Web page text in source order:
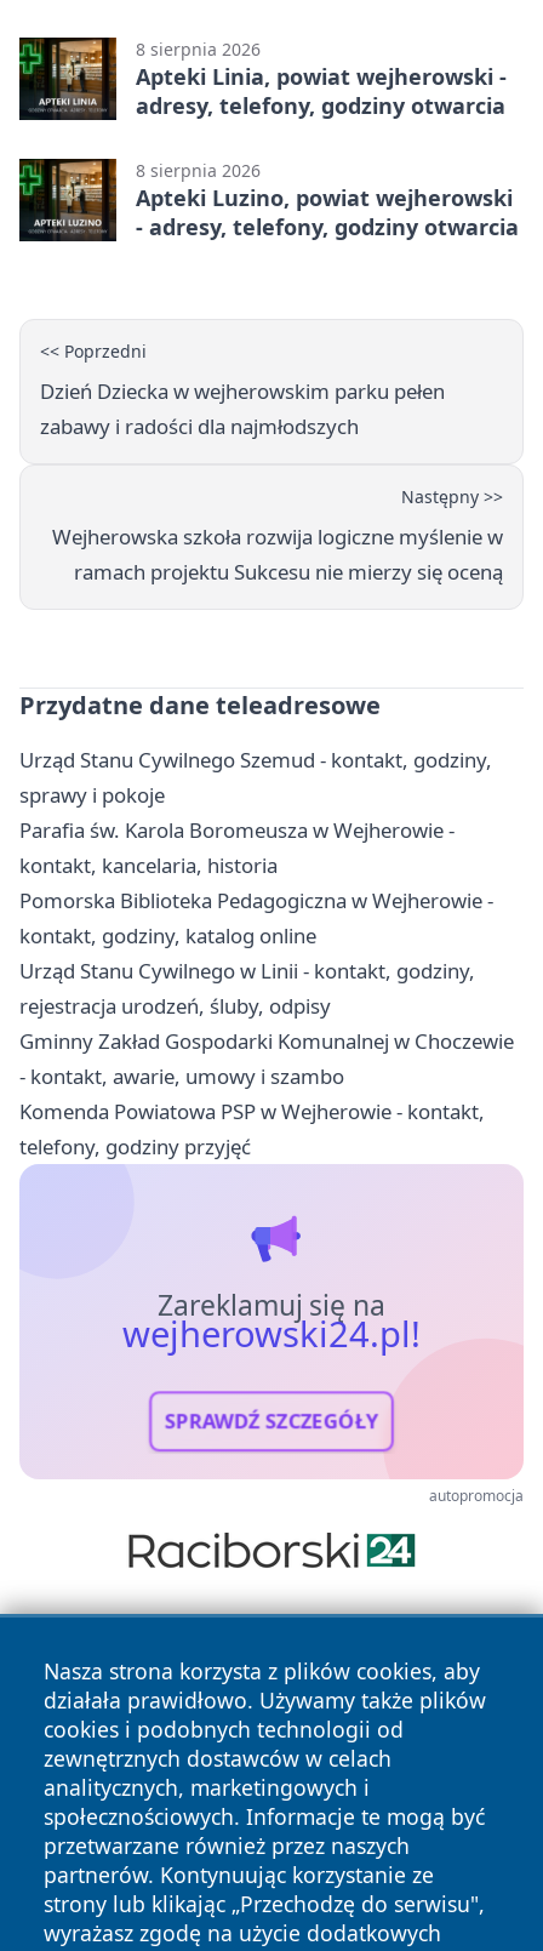
8 sierpnia 2026
Apteki Linia, powiat wejherowski -
adresy, telefony, godziny otwarcia
8 sierpnia 2026
Apteki Luzino, powiat wejherowski
- adresy, telefony, godziny otwarcia
<< Poprzedni
Dzień Dziecka w wejherowskim parku pełen
zabawy i radości dla najmłodszych
Następny >>
Wejherowska szkoła rozwija logiczne myślenie w
ramach projektu Sukcesu nie mierzy się oceną
Przydatne dane teleadresowe
Urząd Stanu Cywilnego Szemud - kontakt, godziny,
sprawy i pokoje
Parafia św. Karola Boromeusza w Wejherowie -
kontakt, kancelaria, historia
Pomorska Biblioteka Pedagogiczna w Wejherowie -
kontakt, godziny, katalog online
Urząd Stanu Cywilnego w Linii - kontakt, godziny,
rejestracja urodzeń, śluby, odpisy
Gminny Zakład Gospodarki Komunalnej w Choczewie
- kontakt, awarie, umowy i szambo
Komenda Powiatowa PSP w Wejherowie - kontakt,
telefony, godziny przyjęć
Zareklamuj się na
wejherowski24.pl!
SPRAWDŹ SZCZEGÓŁY
autopromocja
Nasza strona korzysta z plików cookies, aby
działała prawidłowo. Używamy także plików
cookies i podobnych technologii od
zewnętrznych dostawców w celach
analitycznych, marketingowych i
społecznościowych. Informacje te mogą być
przetwarzane również przez naszych
partnerów. Kontynuując korzystanie ze
strony lub klikając „Przechodzę do serwisu",
wyrażasz zgodę na użycie dodatkowych
Copyright © 2026 wejherowski24.pl Wszystkie prawa
zastrzeżone.
News Autorzy
Polityka
Prywatności
Polityka
Cookies